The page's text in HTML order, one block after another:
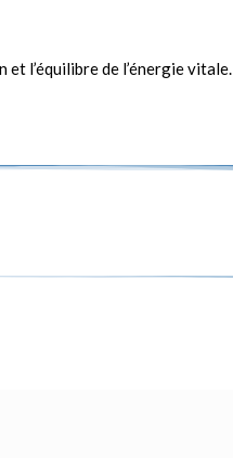
l’équilibre de l’énergie vitale.